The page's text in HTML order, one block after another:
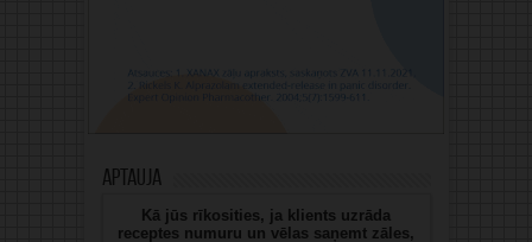
Aptauja
Kā jūs rīkosities, ja klients uzrāda
receptes numuru un vēlas saņemt zāles,